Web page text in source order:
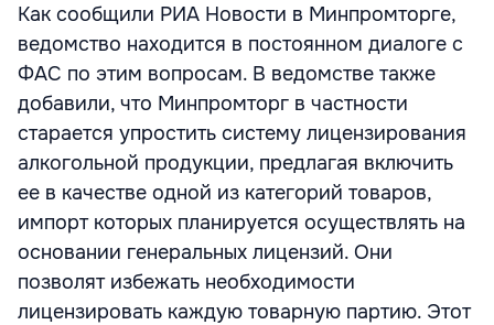
Как сообщили РИА Новости в Минпромторге,
ведомство находится в постоянном диалоге с
ФАС по этим вопросам. В ведомстве также
добавили, что Минпромторг в частности
старается упростить систему лицензирования
алкогольной продукции, предлагая включить
ее в качестве одной из категорий товаров,
импорт которых планируется осуществлять на
основании генеральных лицензий. Они
позволят избежать необходимости
лицензировать каждую товарную партию. Этот